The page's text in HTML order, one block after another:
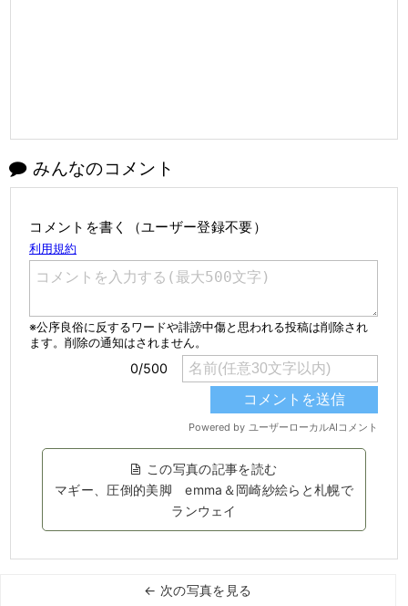
みんなのコメント
コメントを書く（ユーザー登録不要）
この写真の記事を読む
マギー、圧倒的美脚 emma＆岡崎紗絵らと札幌で
ランウェイ
← 次の写真を見る